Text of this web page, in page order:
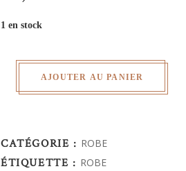
1 en stock
AJOUTER AU PANIER
CATÉGORIE : ROBE
ÉTIQUETTE : ROBE